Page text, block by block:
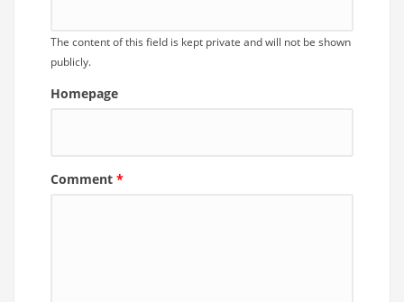
The content of this field is kept private and will not be shown
publicly.
Homepage
Comment *